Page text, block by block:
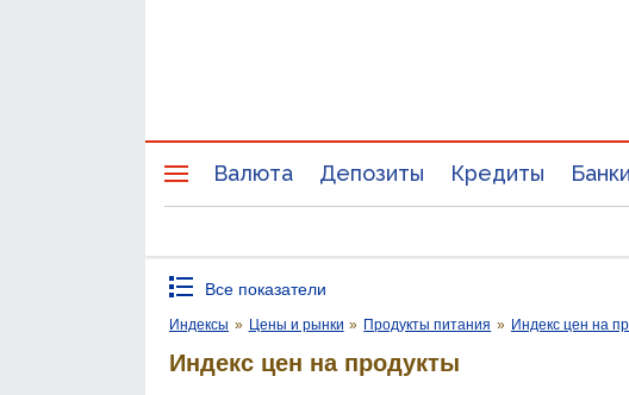
Валюта Депозиты Кредиты Банки
Все показатели
Индексы » Цены и рынки » Продукты питания » Индекс цен на
Индекс цен на продукты